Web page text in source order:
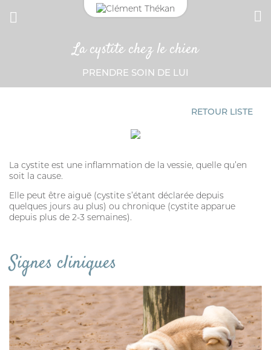
La cystite chez le chien
PRENDRE SOIN DE LUI
RETOUR LISTE
La cystite est une inflammation de la vessie, quelle qu’en
soit la cause.
Elle peut être aiguë (cystite s’étant déclarée depuis
quelques jours au plus) ou chronique (cystite apparue
depuis plus de 2-3 semaines).
Signes cliniques
CONNEXION
Mot passe oublié?